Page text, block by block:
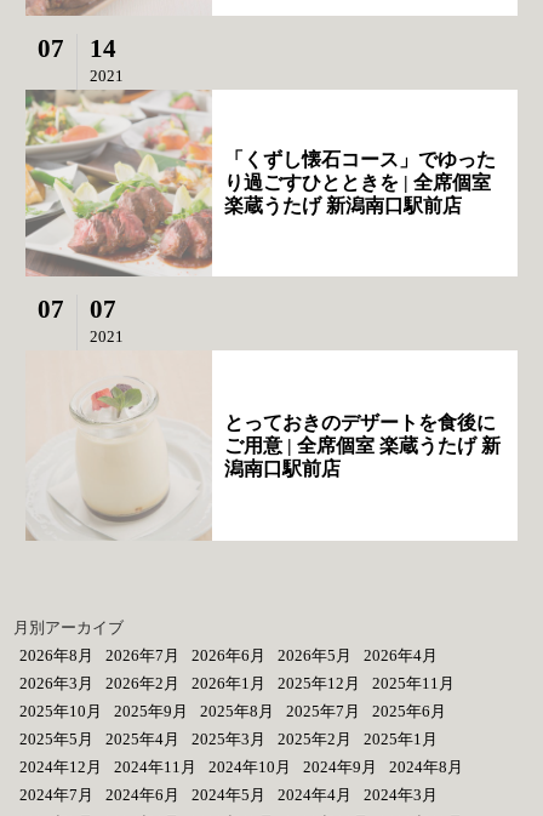
07 14
2021
「くずし懐石コース」でゆった
り過ごすひとときを | 全席個室
楽蔵うたげ 新潟南口駅前店
07 07
2021
とっておきのデザートを食後に
ご用意 | 全席個室 楽蔵うたげ 新
潟南口駅前店
月別アーカイブ
2026年8月
2026年7月 2026年6月 2026年5月
2026年4月
2026年3月
2026年2月 2026年1月 2025年12月
2025年11月
2025年10月
2025年9月 2025年8月 2025年7月
2025年6月
2025年5月
2025年4月 2025年3月 2025年2月
2025年1月
2024年12月
2024年11月 2024年10月 2024年9月
2024年8月
2024年7月
2024年6月 2024年5月 2024年4月
2024年3月